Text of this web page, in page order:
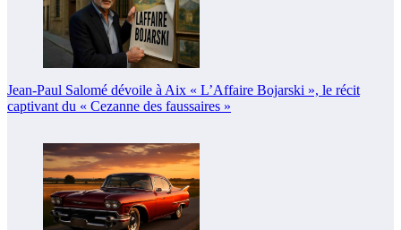
Jean-Paul Salomé dévoile à Aix « L’Affaire Bojarski », le récit
captivant du « Cezanne des faussaires »